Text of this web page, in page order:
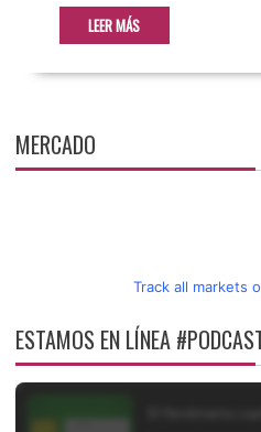
LEER MÁS
MERCADO
Track all markets
ESTAMOS EN LÍNEA